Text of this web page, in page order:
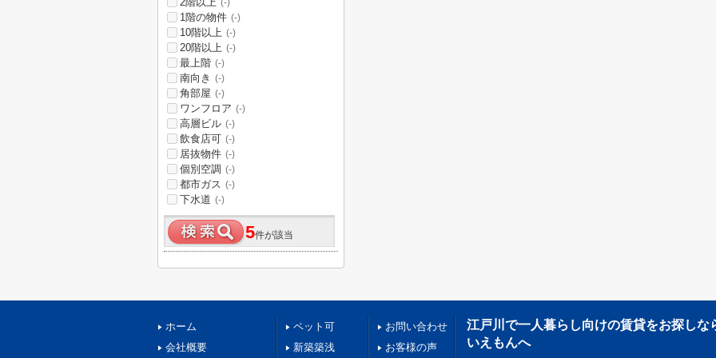
(-)
1階の物件 (-)
10階以上 (-)
20階以上 (-)
最上階 (-)
南向き (-)
角部屋 (-)
ワンフロア (-)
高層ビル (-)
飲食店可 (-)
居抜物件 (-)
個別空調 (-)
都市ガス (-)
下水道 (-)
5件が該当
ホーム
会社概要
ペット可
新築築浅
お問い合わせ
お客様の声
江戸川で一人暮らし向けの賃貸をお探しな
いえもんへ